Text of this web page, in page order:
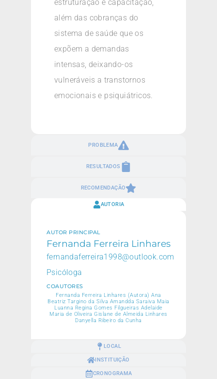
PROBLEMA
RESULTADOS
RECOMENDAÇÃO
estruturação e capacitação,
além das cobranças do
sistema de saúde que os
expõem a demandas
intensas, deixando-os
vulneráveis a transtornos
emocionais e psiquiátricos.
AUTORIA
LOCAL
INSTITUIÇÃO
CRONOGRAMA
AUTOR PRINCIPAL
Fernanda Ferreira Linhares
fernandaferreira1998@outlook.com
Psicóloga
COAUTORES
Fernanda Ferreira Linhares (Autora) Ana
Beatriz Targino da Silva Amandda Saraiva Maia
Luanna Regina Gomes Filgueiras Adelaide
Maria de Oliveira Gislane de Almeida Linhares
Danyella Ribeiro da Cunha